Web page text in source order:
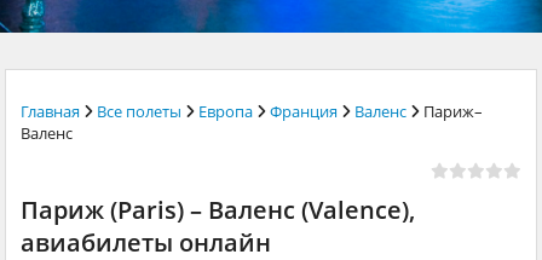
Главная Все полеты Европа Франция Валенс
Париж–
Валенс
Париж (Paris) – Валенс (Valence),
авиабилеты онлайн